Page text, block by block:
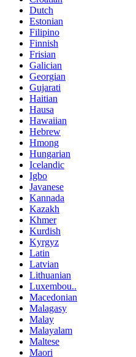
Dutch
Estonian
Filipino
Finnish
Frisian
Galician
Georgian
Gujarati
Haitian
Hausa
Hawaiian
Hebrew
Hmong
Hungarian
Icelandic
Igbo
Javanese
Kannada
Kazakh
Khmer
Kurdish
Kyrgyz
Latin
Latvian
Lithuanian
Luxembou..
Macedonian
Malagasy
Malay
Malayalam
Maltese
Maori